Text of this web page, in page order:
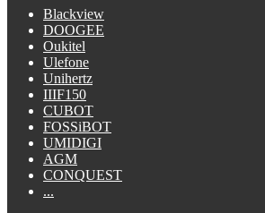
Blackview
DOOGEE
Oukitel
Ulefone
Unihertz
IIIF150
CUBOT
FOSSiBOT
UMIDIGI
AGM
CONQUEST
...